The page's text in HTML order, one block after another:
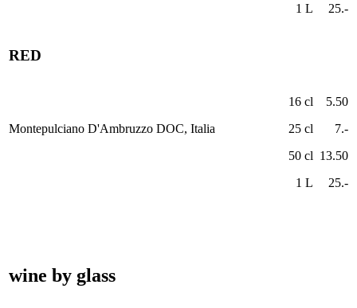
1 L
25.-
RED
Montepulciano D'Ambruzzo DOC, Italia
16 cl
25 cl
50 cl
1 L
5.50
7.-
13.50
25.-
wine by glass